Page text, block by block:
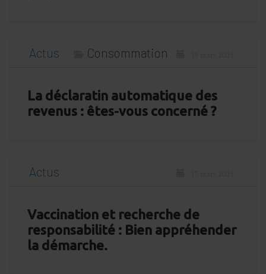
Actus Consommation
La déclaratin automatique des
revenus : êtes-vous concerné ?
Actus
Vaccination et recherche de
responsabilité : Bien appréhender
la démarche.